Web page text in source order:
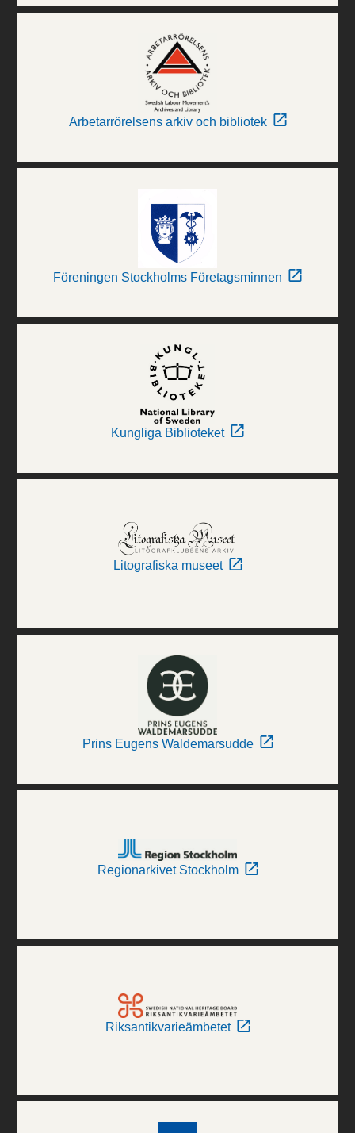
Arbetarrörelsens arkiv och bibliotek
Föreningen Stockholms Företagsminnen
Kungliga Biblioteket
Litografiska museet
Prins Eugens Waldemarsudde
Regionarkivet Stockholm
Riksantikvarieämbetet